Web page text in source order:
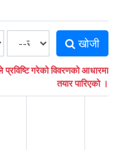
खोजी
गरेको विवरणको आधारमा
तयार पारिएको ।